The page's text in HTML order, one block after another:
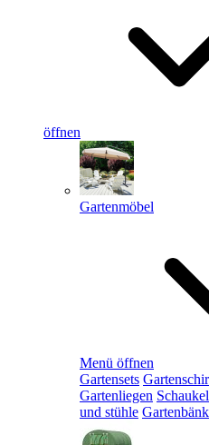
öffnen
Gartenmöbel
Menü öffnen
Gartensets
Gartenliegen
und stühle